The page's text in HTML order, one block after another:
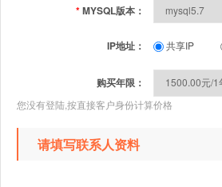
*MYSQL版本：
IP地址： 共享IP
购买年限：
您没有登陆,按直接客户身份计算价格
请填写联系人资料